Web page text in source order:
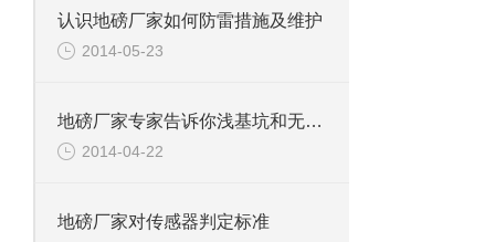
认识地磅厂家如何防雷措施及维护
2014-05-23
地磅厂家专家告诉你浅基坑和无基坑区别
2014-04-22
地磅厂家对传感器判定标准